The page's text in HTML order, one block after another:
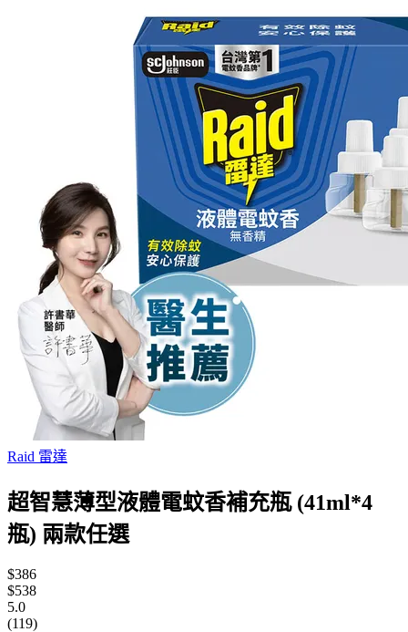
Raid 雷達
超智慧薄型液體電蚊香補充瓶 (41ml*4
瓶) 兩款任選
$386
$538
5.0
(119)